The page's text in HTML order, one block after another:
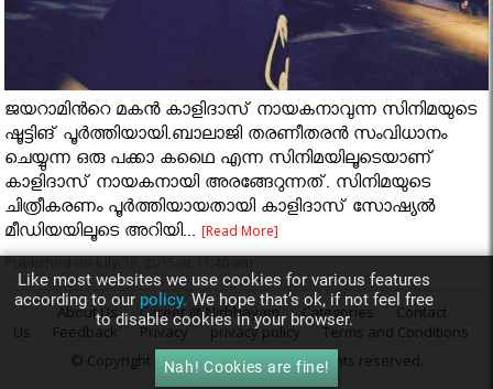
ജയറാമിന്‍റെ മകന്‍ കാളിദാസ് നായകനാവുന്ന സിനിമയുടെ
ഷൂട്ടിങ് പൂര്‍ത്തിയായി.ബാലാജി തരണീതരന്‍ സംവിധാനം
ചെയ്യുന്ന ഒരു പക്കാ കഥൈ എന്ന സിനിമയിലൂടെയാണ്
കാളിദാസ് നായകനായി അരങ്ങേറുന്നത്. സിനിമയുടെ
ചിത്രീകരണം പൂര്‍ത്തിയായതായി കാളിദാസ് സോഷ്യല്‍
മീഡിയയിലൂടെ അറിയി...[Read More]
About Us Career @ Nirbhayam Categories
Contact
Us
Feedback Privacy privacy policy
Terms and Conditions
© Copyright 2015Nirbhayam.com . All rights reserved.
Like most websites we use cookies for various features
according to our policy. We hope that’s ok, if not feel free
to disable cookies in your browser.
Nah! Cookies are fine!